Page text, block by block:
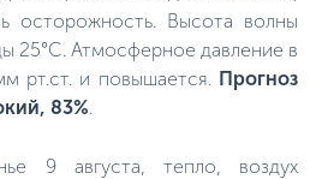
осторожность. Высота волны
25°C. Атмосферное давление в
рт.ст. и повышается. Прогноз
83%.
9 августа, тепло, воздух